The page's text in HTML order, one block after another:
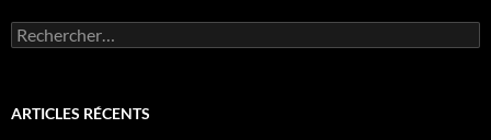
R
e
e
ARTICLES RÉCENTS